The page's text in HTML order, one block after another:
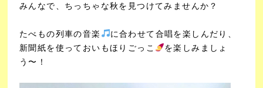
みんなで、ちっちゃな秋を見つけてみませんか？
たべもの列車の音楽 に合わせて合唱を楽しんだり、
新聞紙を使っておいもほりごっこ を楽しみ ましょ
う〜！